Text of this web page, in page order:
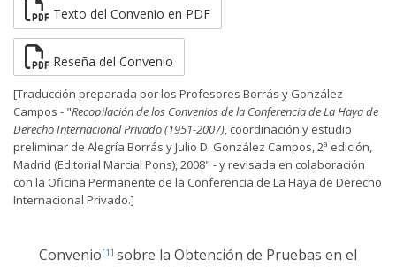
Texto del Convenio en PDF
Reseña del Convenio
[Traducción preparada por los Profesores Borrás y González
Campos - "Recopilación de los Convenios de la Conferencia de La Haya de
Derecho Internacional Privado (1951-2007), coordinación y estudio
preliminar de Alegría Borrás y Julio D. González Campos, 2ª edición,
Madrid (Editorial Marcial Pons), 2008" - y revisada en colaboración
con la Oficina Permanente de la Conferencia de La Haya de Derecho
Internacional Privado.]
Convenio[1] sobre la Obtención de Pruebas en el